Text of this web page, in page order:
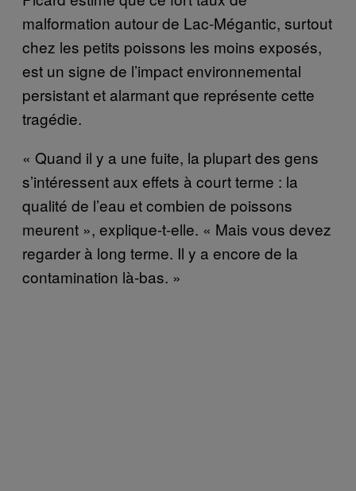
malformation autour de Lac-Mégantic, surtout
chez les petits poissons les moins exposés,
est un signe de l’impact environnemental
persistant et alarmant que représente cette
tragédie.
« Quand il y a une fuite, la plupart des gens
s’intéressent aux effets à court terme : la
qualité de l’eau et combien de poissons
meurent », explique-t-elle. « Mais vous devez
regarder à long terme. Il y a encore de la
contamination là-bas. »